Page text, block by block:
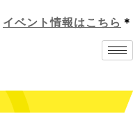
イベント情報はこちら ＊